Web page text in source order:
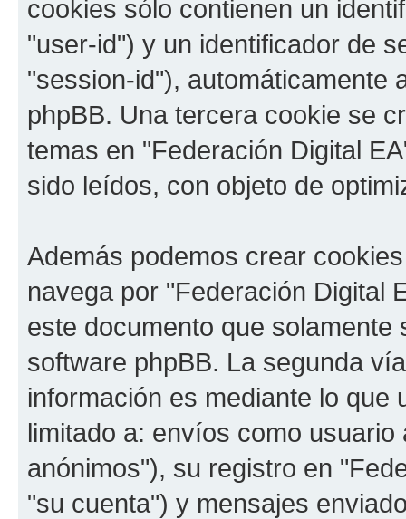
cookies sólo contienen un
"user-id") y un identificador de
"session-id"), automáticamente
phpBB. Una tercera cookie se
temas en "Federación Digital
sido leídos, con objeto de
Además podemos crear
navega por "Federación Digital
este documento que
software phpBB. La segunda
información es mediante lo que
limitado a: envíos como
anónimos"), su registro en
"su cuenta") y mensajes